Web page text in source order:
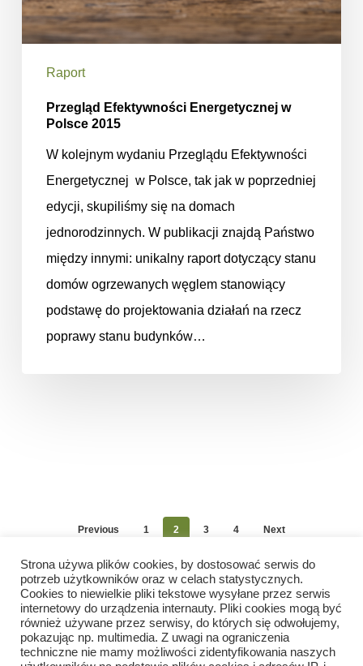
Raport
Przegląd Efektywności Energetycznej w
Polsce 2015
W kolejnym wydaniu Przeglądu Efektywności
Energetycznej w Polsce, tak jak w poprzedniej
edycji, skupiliśmy się na domach
jednorodzinnych. W publikacji znajdą Państwo
między innymi: unikalny raport dotyczący stanu
domów ogrzewanych węglem stanowiący
podstawę do projektowania działań na rzecz
poprawy stanu budynków…
Previous 1 2 3 4 Next
Strona używa plików cookies, by dostosować serwis do
potrzeb użytkowników oraz w celach statystycznych.
Cookies to niewielkie pliki tekstowe wysyłane przez serwis
internetowy do urządzenia internauty. Pliki cookies mogą być
również używane przez serwisy, do których się odwołujemy,
pokazując np. multimedia. Z uwagi na ograniczenia
techniczne nie mamy możliwości zidentyfikowania naszych